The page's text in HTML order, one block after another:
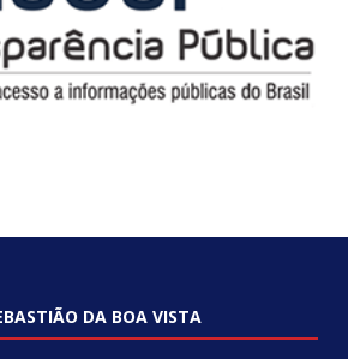
DA BOA VISTA